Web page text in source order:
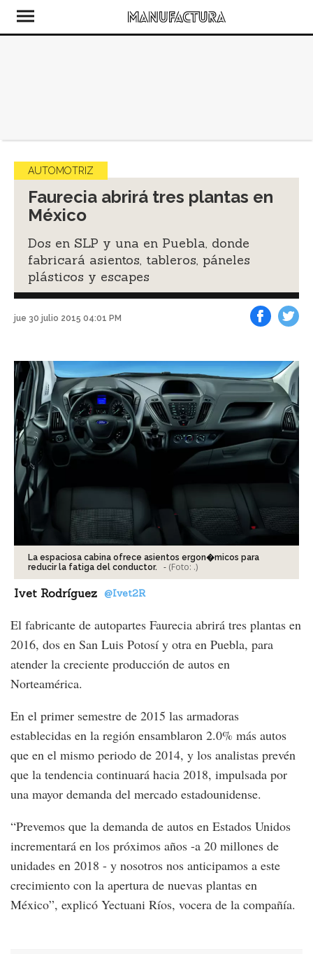
AUTOMOTRIZ
Faurecia abrirá tres plantas en
México
Dos en SLP y una en Puebla, donde
fabricará asientos, tableros, páneles
plásticos y escapes
jue 30 julio 2015 04:01 PM
La espaciosa cabina ofrece asientos ergon�micos para
reducir la fatiga del conductor.
- (Foto: .)
Ivet Rodríguez @Ivet2R
El fabricante de autopartes Faurecia abrirá tres plantas en
2016, dos en San Luis Potosí y otra en Puebla, para
atender la creciente producción de autos en
Norteamérica.
En el primer semestre de 2015 las armadoras
establecidas en la región ensamblaron 2.0% más autos
que en el mismo periodo de 2014, y los analistas prevén
que la tendencia continuará hacia 2018, impulsada por
una mayor demanda del mercado estadounidense.
“Prevemos que la demanda de autos en Estados Unidos
incrementará en los próximos años -a 20 millones de
unidades en 2018 - y nosotros nos anticipamos a este
crecimiento con la apertura de nuevas plantas en
México”, explicó Yectuani Ríos, vocera de la compañía.